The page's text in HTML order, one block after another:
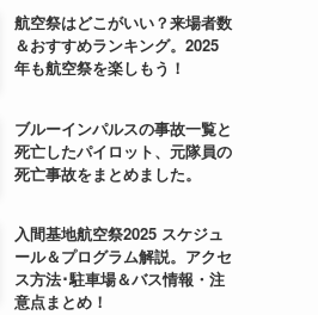
航空祭はどこがいい？来場者数
＆おすすめランキング。2025
年も航空祭を楽しもう！
ブルーインパルスの事故一覧と
死亡したパイロット、元隊員の
死亡事故をまとめました。
入間基地航空祭2025 スケジュ
ール＆プログラム解説。アクセ
ス方法･駐車場＆バス情報・注
意点まとめ！